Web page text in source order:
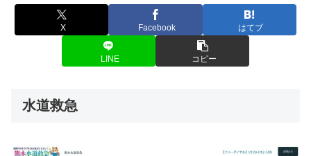
X Facebook はてブ
LINE コピー
水道救急